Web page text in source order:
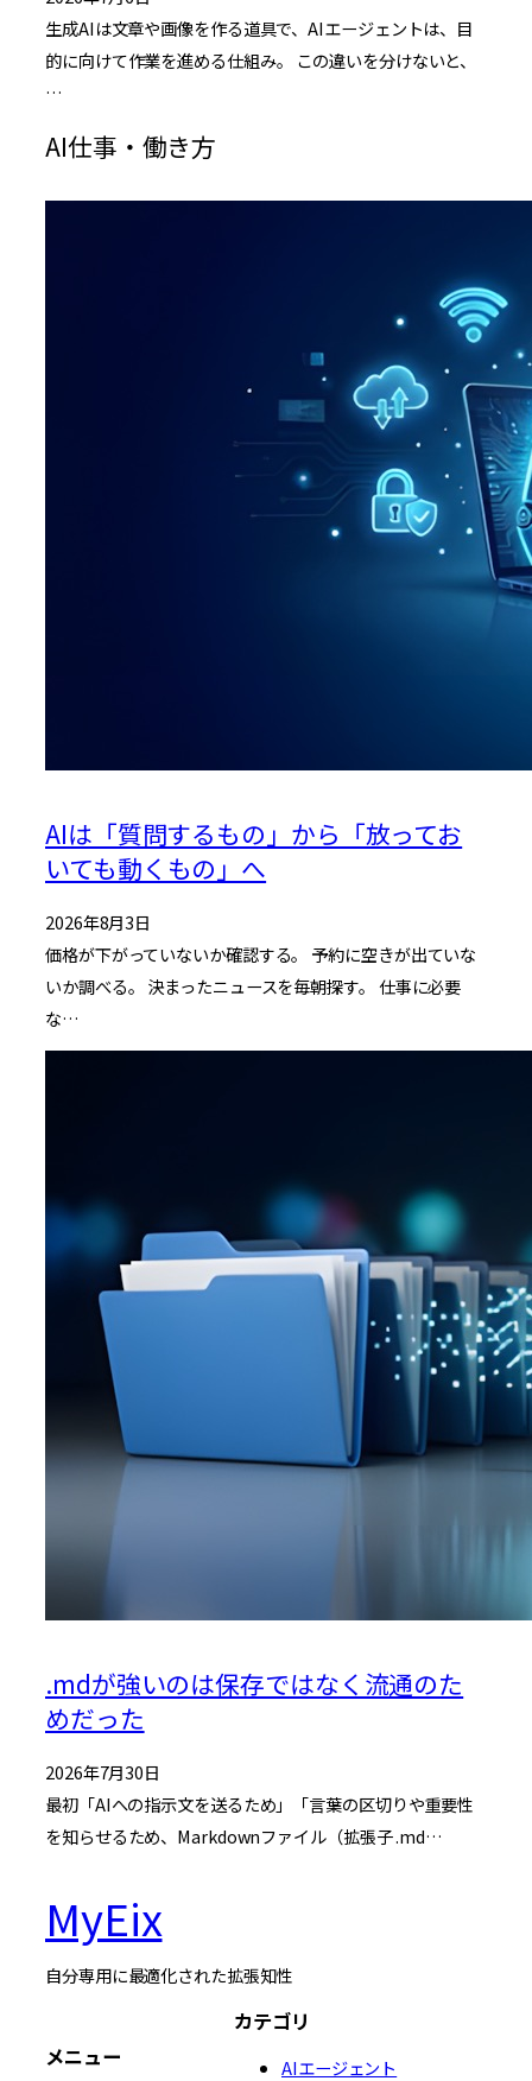
生成AIは文章や画像を作る道具で、AIエージェントは、目
的に向けて作業を進める仕組み。 この違いを分けないと、
…
AI仕事・働き方
AIは「質問するもの」から「放ってお
いても動くもの」へ
2026年8月3日
価格が下がっていないか確認する。 予約に空きが出ていな
いか調べる。 決まったニュースを毎朝探す。 仕事に必要
な…
.mdが強いのは保存ではなく流通のた
めだった
2026年7月30日
最初「AIへの指示文を送るため」「言葉の区切りや重要性
を知らせるため、Markdownファイル（拡張子 .md…
MyEix
自分専用に最適化された拡張知性
メニュー
カテゴリ
AIエージェント